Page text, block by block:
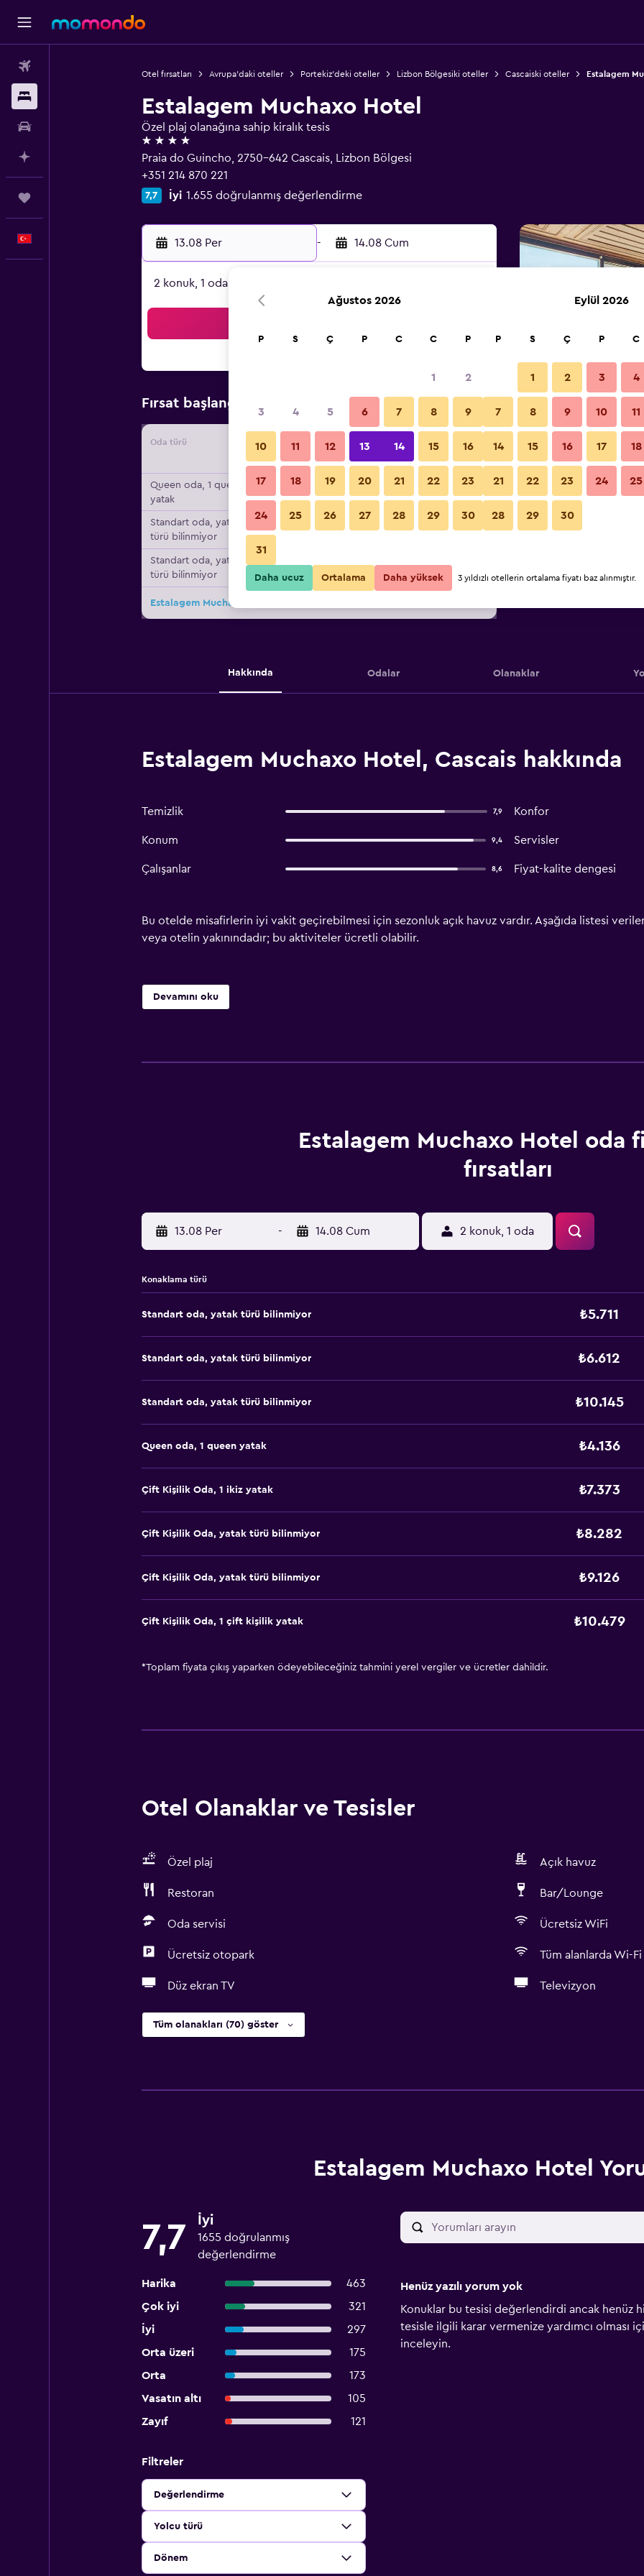
Otel fırsatları Avrupa'daki oteller Portekiz'deki oteller Lizbon Bölgesiki oteller Cascaiski oteller Estalagem
Estalagem Muchaxo Hotel
Özel plaj olanağına sahip kiralık tesis
4 yıldız
Praia do Guincho, 2750-642 Cascais, Lizbon Bölgesi
+351 214 870 221
7,7 İyi 1.655 doğrulanmış değerlendirme
13.08 Per - 14.08 Cum
2 konuk, 1 oda
Fırsat başlangıç fiyatı En ucuz gecelik fiyat
Oda türü Tedarikçi
Gecelik
Queen oda, 1 queen
yatak
₺4.136 Fırsatı Görüntüle
Standart oda, yatak
türü bilinmiyor
₺5.711 Fırsatı Görüntüle
Standart oda, yatak
türü bilinmiyor
₺6.612 Fırsatı Görüntüle
Estalagem Muchaxo Hotel için diğer 8fırsat
Restoran
Estalagem Muchaxo Hotel
Hakkında Odalar Olanaklar
Estalagem Muchaxo Hotel, Cascais hakkında
Temizlik 7,9 Konfor
Konum 9,4 Servisler
Çalışanlar 8,6 Fiyat-kalite dengesi
Bu otelde misafirlerin iyi vakit geçirebilmesi için sezonluk açık havuz vardır. Aşağıda listesi
veya otelin yakınındadır; bu aktiviteler ücretli olabilir.
Devamını oku
Estalagem Muchaxo Hotel oda
fırsatları
13.08 Per - 14.08 Cum 2 konuk, 1 oda
Konaklama türü
Standart oda, yatak türü bilinmiyor ₺5.711
Standart oda, yatak türü bilinmiyor ₺6.612
Standart oda, yatak türü bilinmiyor ₺10.145
Queen oda, 1 queen yatak ₺4.136
Çift ​Kişilik Oda, 1 ikiz yatak ₺7.373
Çift ​Kişilik Oda, yatak türü bilinmiyor ₺8.282
Çift ​Kişilik Oda, yatak türü bilinmiyor ₺9.126
Çift ​Kişilik Oda, 1 çift kişilik yatak ₺10.479
*Toplam fiyata çıkış yaparken ödeyebileceğiniz tahmini yerel vergiler ve ücretler dahildir.
Otel Olanaklar ve Tesisler
Özel plaj Açık havuz
Restoran Bar/Lounge
Oda servisi Ücretsiz WiFi
Ücretsiz otopark Tüm alanlarda Wi-
Düz ekran TV Televizyon
Tüm olanakları (70) göster
Estalagem Muchaxo Hotel
7,7 İyi
1655 doğrulanmış
değerlendirme
Harika
463
Çok iyi
321
İyi
297
Orta üzeri
175
Orta
173
Vasatın altı
105
Zayıf
121
Filtreler
Değerlendirme
Yolcu türü
Dönem
Henüz yazılı yorum yok
Konuklar bu tesisi değerlendirdi ancak henüz
tesisle ilgili karar vermenize yardımcı olması
inceleyin.
Ağustos 2026
P S Ç P C C P
1 2
3 4 5 6 7 8 9
10 11 12 13 14 15 16
17 18 19 20 21 22 23
24 25 26 27 28 29 30
31
Eylül 2026
P S Ç P C
1 2 3 4
7 8 9 10 11
14 15 16 17 18
21 22 23 24 25
28 29 30
Daha ucuz Ortalama Daha yüksek 3 yıldızlı otellerin ortalama fiyatı baz alınmıştır.